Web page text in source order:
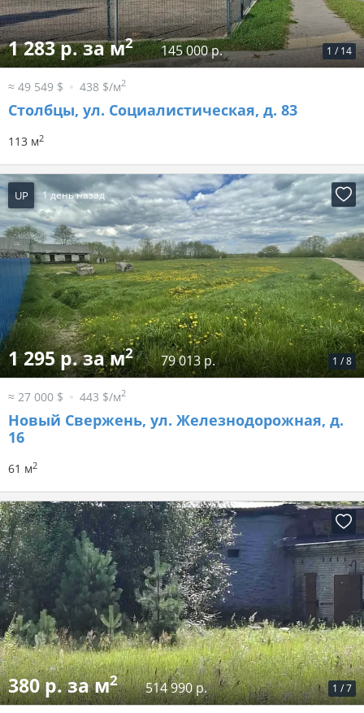
1 / 14
1 283 р. за м2 145 000 р.
≈ 49 549 $ 438 $/м2
Столбцы, ул. Социалистическая, д. 83
113 м2
UP 1 день назад
1 /8
1 295 р. за м2 79 013 р.
≈ 27 000 $ 443 $/м2
Новый Свержень, ул. Железнодорожная, д.
16
61 м2
1 /7
380 р. за м2 514 990 р.